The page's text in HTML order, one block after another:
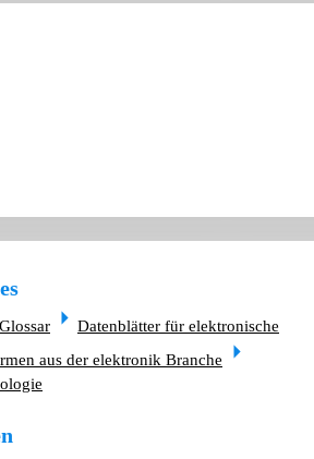
Datenblätter für elektronische
aus der elektronik Branche